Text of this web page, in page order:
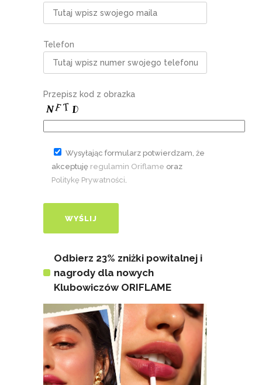
Telefon
Przepisz kod z obrazka
Wysyłając formularz potwierdzam, że
akceptuję regulamin Oriflame oraz
Politykę Prywatności
Odbierz 23% zniżki powitalnej i
nagrody dla nowych
Klubowiczów ORIFLAME